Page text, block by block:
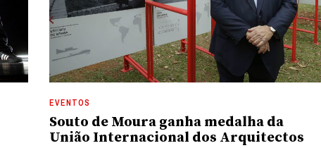
EVENTOS
Souto de Moura ganha medalha da
União Internacional dos Arquitectos